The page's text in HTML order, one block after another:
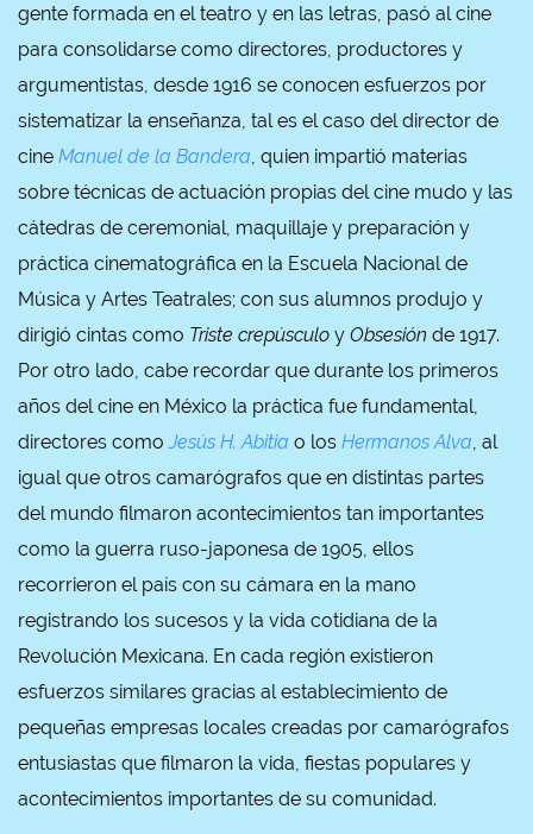
gente formada en el teatro y en las letras, pasó al cine
para consolidarse como directores, productores y
argumentistas, desde 1916 se conocen esfuerzos por
sistematizar la enseñanza, tal es el caso del director de
cine Manuel de la Bandera, quien impartió materias
sobre técnicas de actuación propias del cine mudo y las
cátedras de ceremonial, maquillaje y preparación y
práctica cinematográfica en la Escuela Nacional de
Música y Artes Teatrales; con sus alumnos produjo y
dirigió cintas como Triste crepúsculo y Obsesión de 1917.
Por otro lado, cabe recordar que durante los primeros
años del cine en México la práctica fue fundamental,
directores comoJesús H. Abitia o los Hermanos Alva, al
igual que otros camarógrafos que en distintas partes
del mundo filmaron acontecimientos tan importantes
como la guerra ruso-japonesa de 1905, ellos
recorrieron el país con su cámara en la mano
registrando los sucesos y la vida cotidiana de la
Revolución Mexicana. En cada región existieron
esfuerzos similares gracias al establecimiento de
pequeñas empresas locales creadas por camarógrafos
entusiastas que filmaron la vida, fiestas populares y
acontecimientos importantes de su comunidad.